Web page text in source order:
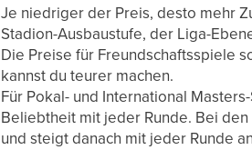
Je niedriger der Preis, desto mehr
Stadion-Ausbaustufe, der Liga-
Die Preise für Freundschaftsspiele
kannst du teurer machen.
Für Pokal- und International
Beliebtheit mit jeder Runde. Bei
und steigt danach mit jeder Runde